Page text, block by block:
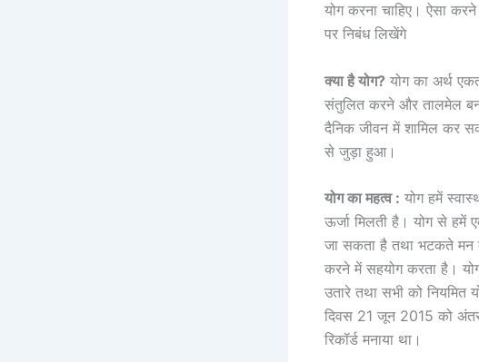
योग करना चाहिए। ऐसा
पर निबंध लिखेंगे
क्या है योग? योग का अर्थ
संतुलित करने और तालमेल
दैनिक जीवन में शामिल कर
से जुड़ा हुआ।
योग का महत्व : योग हमें
ऊर्जा मिलती है। योग से हमें
जा सकता है तथा भटकते मन
करने में सहयोग करता है।
उतारे तथा सभी को
दिवस 21 जून 2015 को
रिकॉर्ड मनाया था।